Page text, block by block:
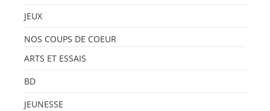
JEUX
NOS COUPS DE COEUR
ARTS ET ESSAIS
BD
JEUNESSE